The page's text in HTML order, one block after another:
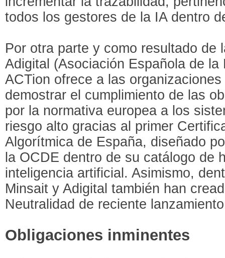
todos los gestores de la IA dentro
Por otra parte y como resultado de
Adigital (Asociación Española de
ACTion ofrece a las
demostrar el cumplimiento de las
por la normativa europea a los
riesgo alto gracias al primer
Algorítmica de España, diseñado
la OCDE dentro de su catálogo de
inteligencia artificial. Asimismo,
Minsait y Adigital también han
Neutralidad de reciente
Obligaciones inminentes